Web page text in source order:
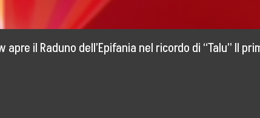
apre il Raduno dell’Epifania nel ricordo di “Talu” Il